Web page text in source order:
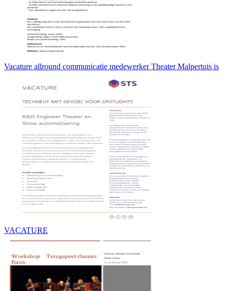
Vacature allround communicatie medewerker Theater Malpertuis is
VACATURE